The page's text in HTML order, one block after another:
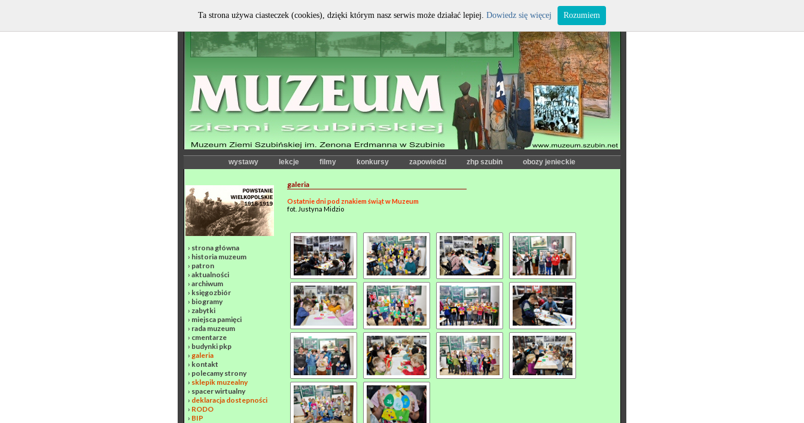
kontrast: czcionka:
wystawy lekcje filmy konkursy zapowiedzi zhp szubin obozy jenieckie
› strona główna
› historia muzeum
› patron
› aktualności
› archiwum
› księgozbiór
› biogramy
› zabytki
› miejsca pamięci
› rada muzeum
› cmentarze
› budynki pkp
› galeria
› kontakt
› polecamy strony
› sklepik muzealny
› spacer wirtualny
› deklaracja dostepności
› RODO
› BIP
galeria
Ostatnie dni pod znakiem świąt w Muzeum
fot. Justyna Midzio
Ta strona używa ciasteczek (cookies), dzięki którym nasz serwis może działać lepiej. Dowiedz się więcej Rozumiem